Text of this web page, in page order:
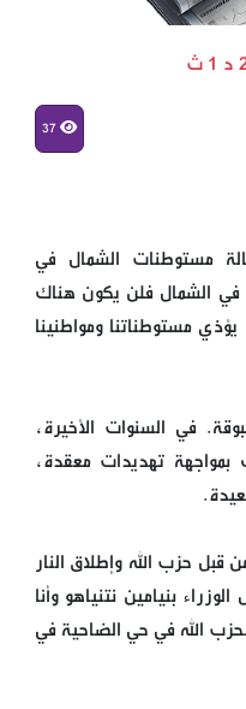
37
مستوطنات الشمال في
الشمال فلن يكون هناك
مستوطناتنا ومواطنينا
في السنوات الأخيرة،
نُطالب بمواجهة تهديدات معقدة،
قبل حزب الله وإطلاق النار
بنيامين نتنياهو وأنا
الله في حي الضاحية في